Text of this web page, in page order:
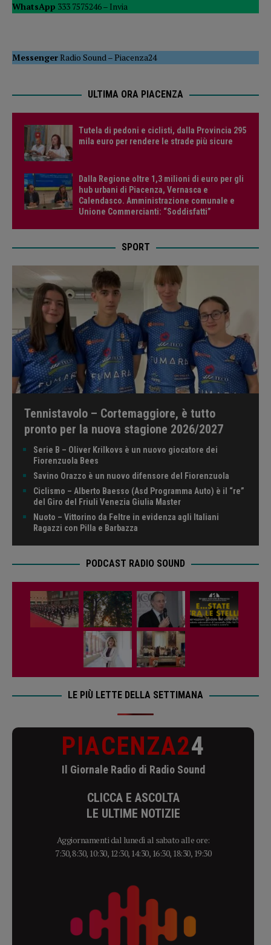
WhatsApp 333 7575246 – Invia
MessengerRadio Sound–Piacenza24
ULTIMA ORA PIACENZA
Tutela di pedoni e ciclisti, dalla Provincia 295
mila euro per rendere le strade più sicure
Dalla Regione oltre 1,3 milioni di euro per gli
hub urbani di Piacenza, Vernasca e
Calendasco. Amministrazione comunale e
Unione Commercianti: “Soddisfatti”
SPORT
Tennistavolo – Cortemaggiore, è tutto
pronto per la nuova stagione 2026/2027
Serie B – Oliver Krilkovs è un nuovo giocatore dei
Fiorenzuola Bees
Savino Orazzo è un nuovo difensore del Fiorenzuola
Ciclismo – Alberto Baesso (Asd Programma Auto) è il “re”
del Giro del Friuli Venezia Giulia Master
Nuoto – Vittorino da Feltre in evidenza agli Italiani
Ragazzi con Pilla e Barbazza
PODCAST RADIO SOUND
LE PIÙ LETTE DELLA SETTIMANA
PIACENZA24
Il Giornale Radio di Radio Sound
CLICCA E ASCOLTA
LE ULTIME NOTIZIE
Aggiornamenti dal lunedì al sabato alle ore:
7:30, 8:30, 10:30, 12:30, 14:30, 16:30, 18:30, 19:30